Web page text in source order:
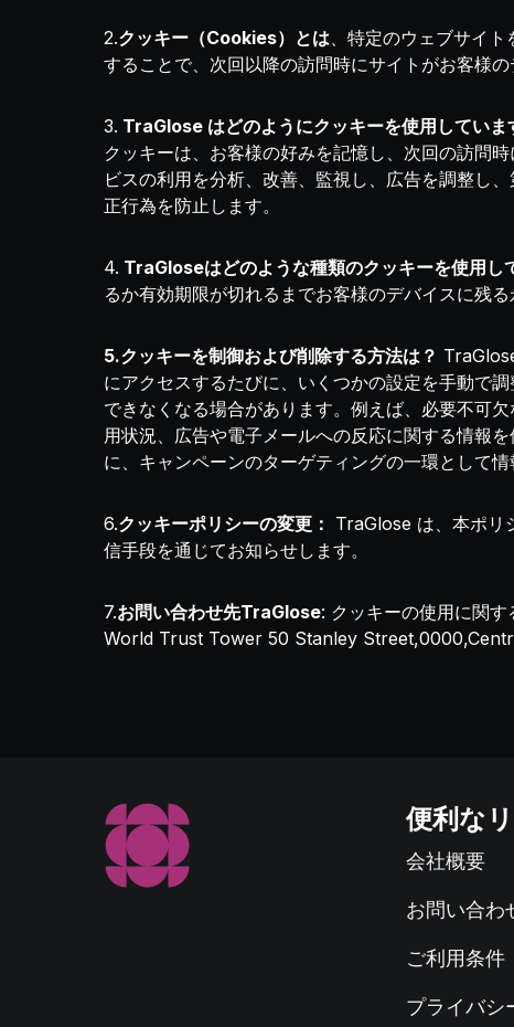
2.クッキー（Cookies）とは、特定のウェブサイ
することで、次回以降の訪問時にサイトがお客様
3. TraGlose はどのようにクッキーを使用していま
クッキーは、お客様の好みを記憶し、次回の訪問
ビスの利用を分析、改善、監視し、広告を調整し
正行為を防止します。
4. TraGloseはどのような種類のクッキーを使用し
るか有効期限が切れるまでお客様のデバイスに残
5.クッキーを制御および削除する方法は？
にアクセスするたびに、いくつかの設定を手動で
できなくなる場合があります。例えば、必要不可
用状況、広告や電子メールへの反応に関する情報
に、キャンペーンのターゲティングの一環として情
6.クッキーポリシーの変更： TraGlose は、本ポリ
信手段を通じてお知らせします。
7.お問い合わせ先TraGlose: クッキーの使用に関す
World Trust Tower 50 Stanley
便利な
会社概要
お問い合わ
ご利用条件
プライバシ